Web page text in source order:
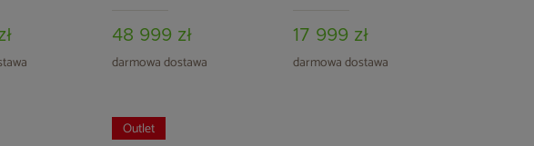
/ OAK 48 999 zł
darmowa dostawa
17 999 zł
darmowa dostawa
Outlet